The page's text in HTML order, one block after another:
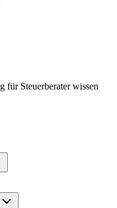
für Steuerberaterwissen